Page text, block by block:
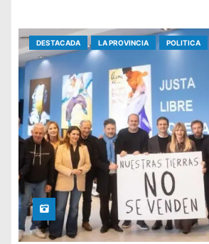
DESTACADA LA PROVINCIA POLITICA